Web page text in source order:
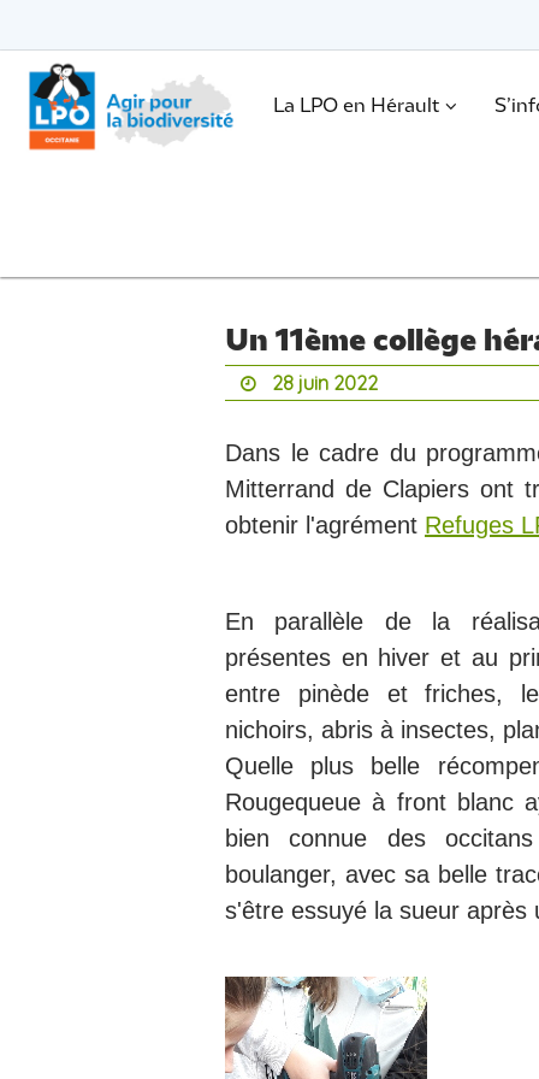
le
contenu
Passer
contenu
. La LPO en Hérault
Un 11ème collège
28 juin 2022
Dans le cadre du
Mitterrand de Clapiers ont
obtenir l'agrément Refuges
En parallèle de la
présentes en hiver et au
entre pinède et friches,
nichoirs, abris à insectes,
Quelle plus belle
Rougequeue à front blanc
bien connue des
boulanger, avec sa belle
s'être essuyé la sueur après